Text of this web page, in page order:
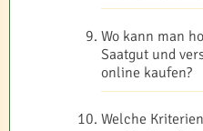
Wo kann man
Saatgut und
online kaufen?
Welche